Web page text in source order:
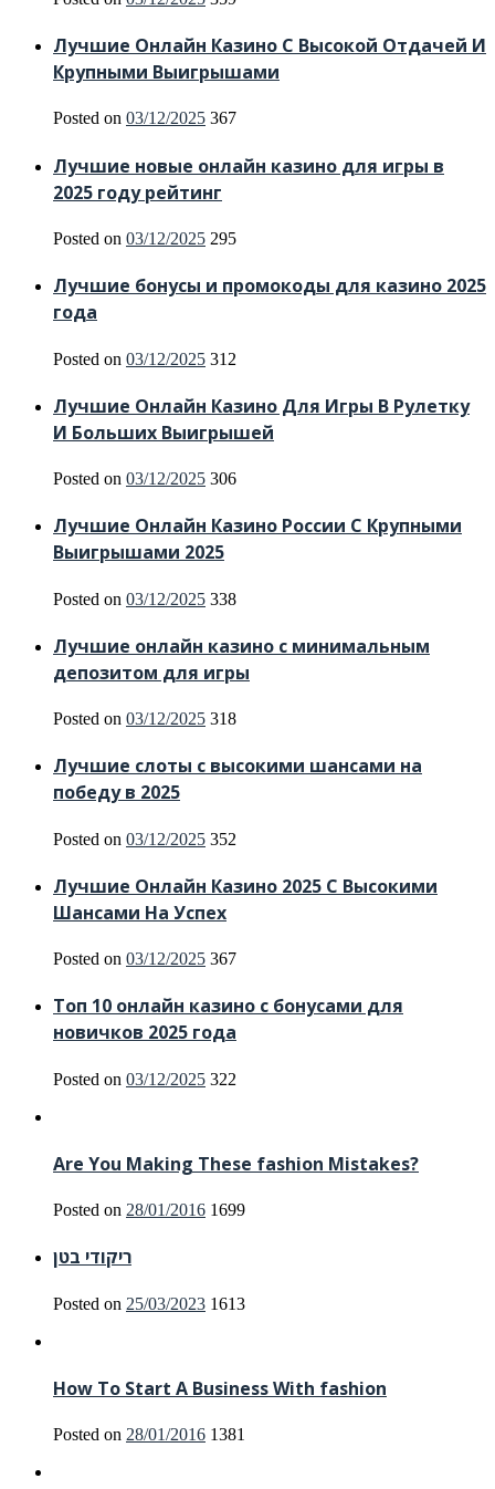
Лучшие Онлайн Казино С Высокой Отдачей И
Крупными Выигрышами
Posted on 03/12/2025 367
Лучшие новые онлайн казино для игры в
2025 году рейтинг
Posted on 03/12/2025 295
Лучшие бонусы и промокоды для казино 2025
года
Posted on 03/12/2025 312
Лучшие Онлайн Казино Для Игры В Рулетку
И Больших Выигрышей
Posted on 03/12/2025 306
Лучшие Онлайн Казино России С Крупными
Выигрышами 2025
Posted on 03/12/2025 338
Лучшие онлайн казино с минимальным
депозитом для игры
Posted on 03/12/2025 318
Лучшие слоты с высокими шансами на
победу в 2025
Posted on 03/12/2025 352
Лучшие Онлайн Казино 2025 С Высокими
Шансами На Успех
Posted on 03/12/2025 367
Топ 10 онлайн казино с бонусами для
новичков 2025 года
Posted on 03/12/2025 322
Are You Making These fashion Mistakes?
Posted on 28/01/2016 1699
ריקודי בטן
Posted on 25/03/2023 1613
How To Start A Business With fashion
Posted on 28/01/2016 1381